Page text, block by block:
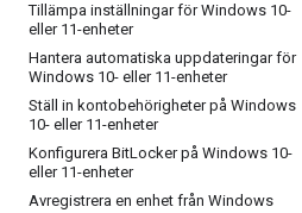
Tillämpa inställningar för Windows 10-
eller 11-enheter
Hantera automatiska uppdateringar för
Windows 10- eller 11-enheter
Ställ in kontobehörigheter på Windows
10- eller 11-enheter
Konfigurera BitLocker på Windows 10-
eller 11-enheter
Avregistrera en enhet från Windows